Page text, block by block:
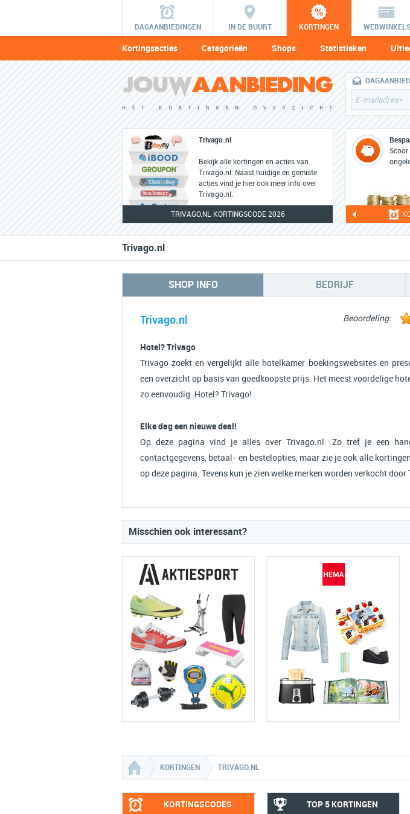
DAGAANBIEDINGEN IN DE BUURT KORTINGEN WEBWINKELS
Kortingsacties Categorieën Shops Statistieken
Trivago.nl
Bekijk alle kortingen en acties van
Trivago.nl. Naast huidige en gemiste
acties vind je hier ook meer info over
Trivago.nl.
TRIVAGO.NL KORTINGSCODE 2026
Trivago.nl
SHOP INFO BEDRIJF
Trivago.nl Beoordeling:
Hotel? Trivago
Trivago zoekt en vergelijkt alle hotelkamer boekingswebsites en
een overzicht op basis van goedkoopste prijs. Het meest voordelige
zo eenvoudig. Hotel? Trivago!
Elke dag een nieuwe deal!
Op deze pagina vind je alles over Trivago.nl. Zo tref je een
contactgegevens, betaal- en bestelopties, maar zie je ook alle
op deze pagina. Tevens kun je zien welke merken worden verkocht door
Misschien ook interessant?
KORTINGEN TRIVAGO.NL
KORTINGSCODES TOP 5 KORTINGEN